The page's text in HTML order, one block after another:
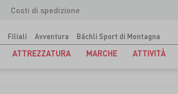
Costi di spedizione
Filiali Avventura Bächli Sport di Montagna
ATTREZZATURA MARCHE ATTIVITÀ